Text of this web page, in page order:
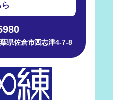
県佐倉市西志津4-7-8